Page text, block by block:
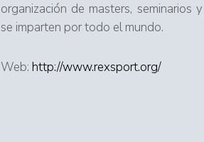
organización de masters, seminarios
se imparten por todo el mundo.
Web: http://www.rexsport.org/